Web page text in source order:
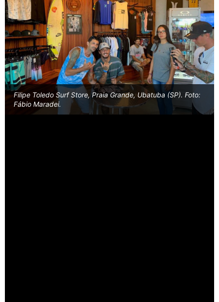
Filipe Toledo Surf Store, Praia Grande, Ubatuba (SP). Foto:
Fábio Maradei.